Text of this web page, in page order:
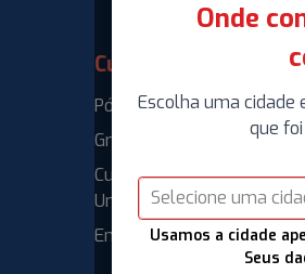
Onde
Escolha uma
que
Selecione uma
Usamos a cidade
Seus
Cursos
Pós-Graduação
Graduação
Curso de Extensão
Universitária
Enterprise